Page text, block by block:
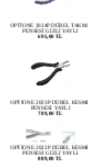
695,00 TL
789,00 TL
OPTİONE 2022P DÜBEL KESME
PENSESİ GİZLİ YAYLI
889,00 TL